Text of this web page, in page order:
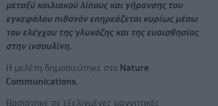
μεταξύ κοιλιακού λίπους και γήρανσης του
εγκεφάλου πιθανόν επηρεάζεται κυρίως μέσω
του ελέγχου της γλυκόζης και της ευαισθησίας
στην ινσουλίνη.
Η μελέτη δημοσιεύτηκε στο Nature
Communications.
Βασίστηκε σε εξελιγμένες μαγνητικές